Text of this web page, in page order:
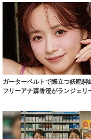
ガーターベルトで際立つ妖艶
フリーアナ森香澄がランジェリ